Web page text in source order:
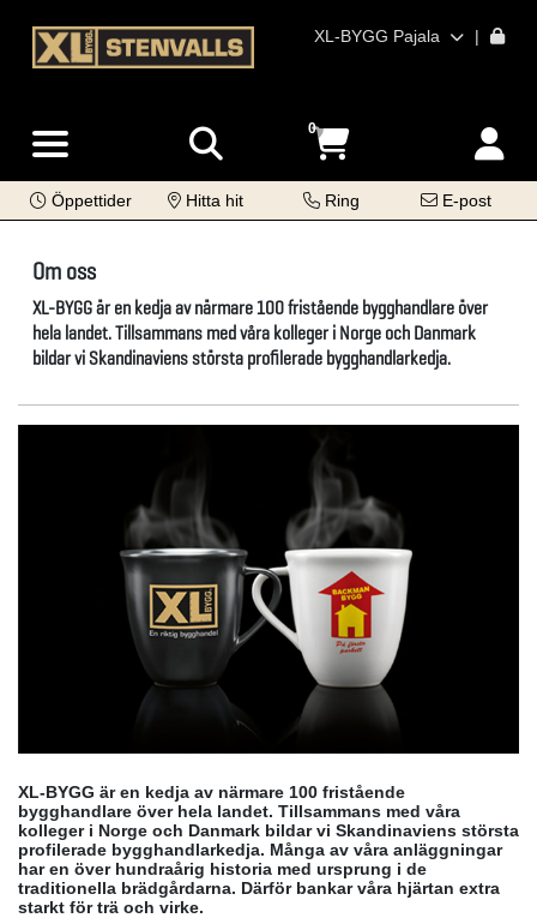
XL-BYGG Pajala |
0
Öppettider Hitta hit Ring E-post
Om oss
XL-BYGG är en kedja av närmare 100 fristående bygghandlare över
hela landet. Tillsammans med våra kolleger i Norge och Danmark
bildar vi Skandinaviens största profilerade bygghandlarkedja.
XL-BYGG är en kedja av närmare 100 fristående
bygghandlare över hela landet. Tillsammans med våra
kolleger i Norge och Danmark bildar vi Skandinaviens största
profilerade bygghandlarkedja. Många av våra anläggningar
har en över hundraårig historia med ursprung i de
traditionella brädgårdarna. Därför bankar våra hjärtan extra
starkt för trä och virke.